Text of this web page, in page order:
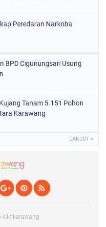
Peredaran Narkoba
BPD Cigunungsari Usung
Tanam 5.151 Pohon
Karawang
LANJUT »
klik karawang